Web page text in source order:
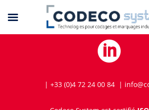

| +33 (0)4 72 24 00 84 |